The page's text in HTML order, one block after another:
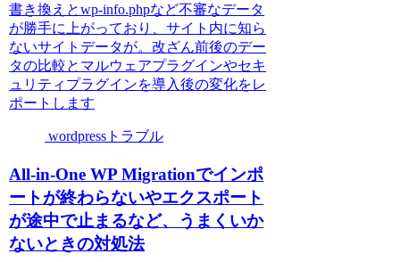
書き換えとwp-info.phpなど不審なデータ
が勝手に上がっており、サイト内に知ら
ないサイトデータが。改ざん前後のデー
タの比較とマルウェアプラグインやセキ
ュリティプラグインを導入後の変化をレ
ポートします
wordpressトラブル
All-in-One WP Migrationでインポ
ートが終わらないやエクスポート
が途中で止まるなど、うまくいか
ないときの対処法